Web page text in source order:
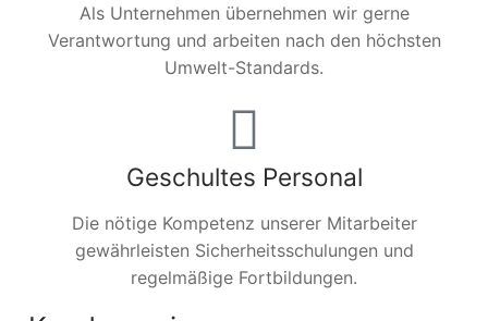
Als Unternehmen übernehmen wir gerne
Verantwortung und arbeiten nach den höchsten
Umwelt-Standards.
Geschultes Personal
Die nötige Kompetenz unserer Mitarbeiter
gewährleisten Sicherheitsschulungen und
regelmäßige Fortbildungen.